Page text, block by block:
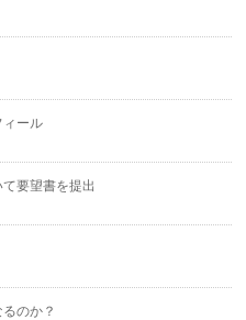
ィール
要望書を提出
のか？